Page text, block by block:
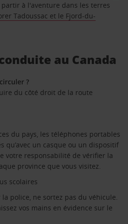
partir à l'aventure dans les terres
Tadoussac et le Fjord-du-
au Canada
?
du côté droit de la route
du pays, les téléphones portables
qu’avec un casque ou un dispositif
votre responsabilité de vérifier la
province que vous visitez.
scolaires
police, ne sortez pas du véhicule.
vos mains en évidence sur le